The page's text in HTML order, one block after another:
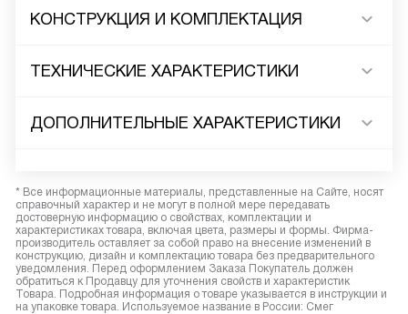
КОНСТРУКЦИЯ И КОМПЛЕКТАЦИЯ
ТЕХНИЧЕСКИЕ ХАРАКТЕРИСТИКИ
ДОПОЛНИТЕЛЬНЫЕ ХАРАКТЕРИСТИКИ
* Все информационные материалы, представленные на Сайте, носят
справочный характер и не могут в полной мере передавать
достоверную информацию о свойствах, комплектации и
характеристиках товара, включая цвета, размеры и формы. Фирма-
производитель оставляет за собой право на внесение изменений в
конструкцию, дизайн и комплектацию товара без предварительного
уведомления. Перед оформлением Заказа Покупатель должен
обратиться к Продавцу для уточнения свойств и характеристик
Товара. Подробная информация о товаре указывается в инструкции и
на упаковке товара. Используемое название в России: Смег